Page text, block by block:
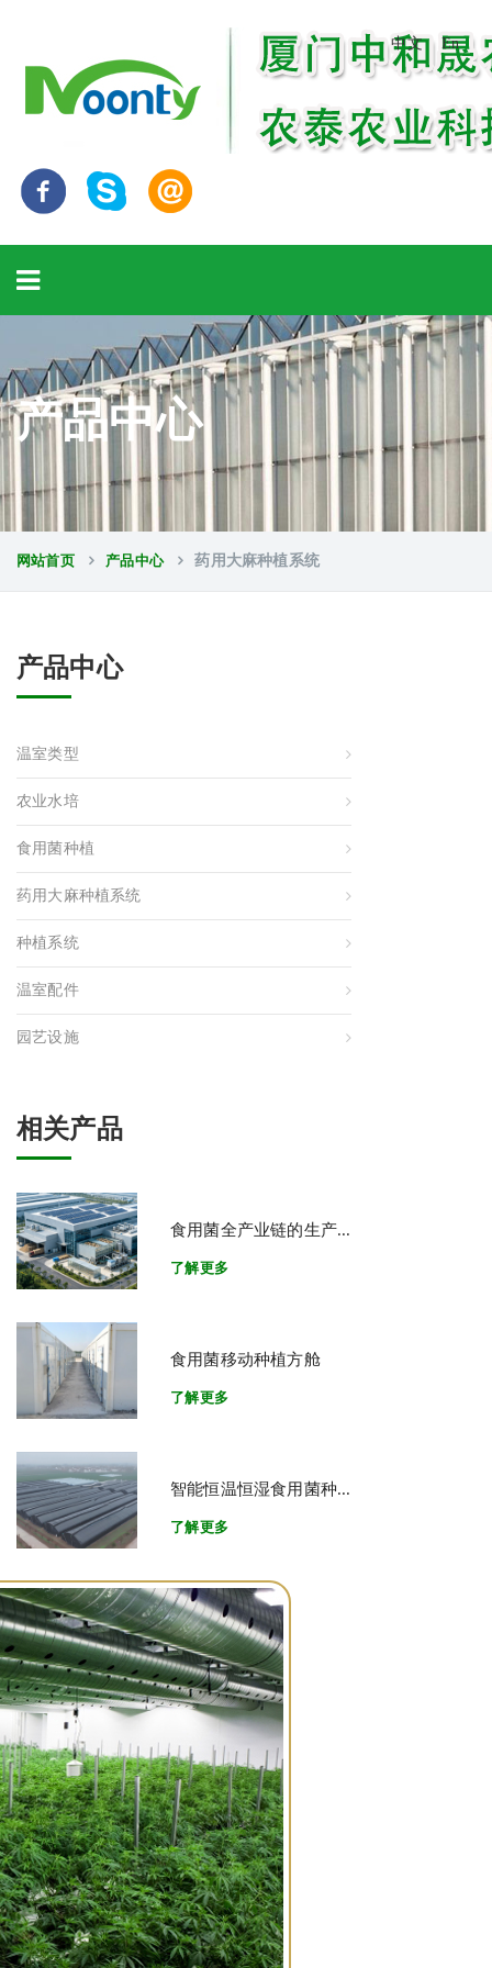
中文 En
产品中心
网站首页 产品中心 药用大麻种植系统
产品中心
温室类型
农业水培
食用菌种植
药用大麻种植系统
种植系统
温室配件
园艺设施
相关产品
食用菌全产业链的生产...
了解更多
食用菌移动种植方舱
了解更多
智能恒温恒湿食用菌种...
了解更多